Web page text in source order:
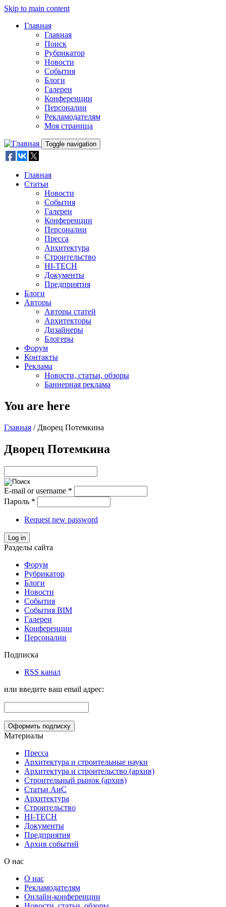
Skip to main content
Главная
Главная
Поиск
Рубрикатор
Новости
События
Блоги
Галереи
Конференции
Персоналии
Рекламодателям
Моя страница
Toggle navigation
Главная
Статьи
Новости
События
Галереи
Конференции
Персоналии
Пресса
Архитектура
Строительство
HI-TECH
Документы
Предприятия
Блоги
Авторы
Авторы статей
Архитекторы
Дизайнеры
Блогеры
Форум
Контакты
Реклама
Новости, статьи, обзоры
Баннерная реклама
You are here
Главная / Дворец Потемкина
Дворец Потемкина
E-mail or username *
Пароль *
Request new password
Log in
Разделы сайта
Форум
Рубрикатор
Блоги
Новости
События
События BIM
Галереи
Конференции
Персоналии
Подписка
RSS канал
или введите ваш email адрес:
Материалы
Пресса
Архитектура и строительные науки
Архитектура и строительство (архив)
Строительный рынок (архив)
Статьи АиС
Архитектура
Строительство
HI-TECH
Документы
Предприятия
Архив событий
О нас
О нас
Рекламодателям
Онлайн-конференции